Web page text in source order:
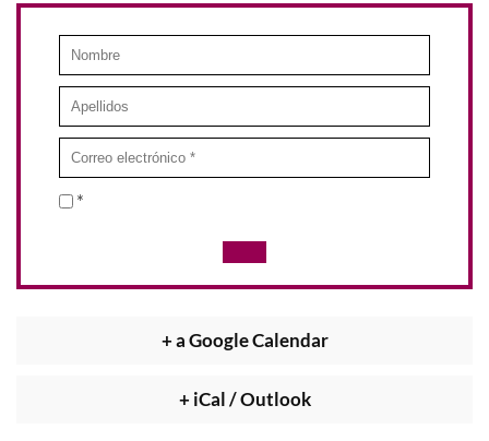
*
+ a Google Calendar
+ iCal / Outlook